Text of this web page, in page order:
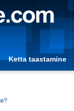
Ketta taastamine